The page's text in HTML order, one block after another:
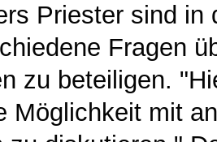
Priester sind in
Fragen
zu beteiligen.
Möglichkeit mit